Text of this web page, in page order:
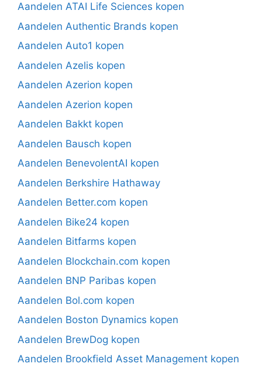
Aandelen ATAI Life Sciences kopen
Aandelen Authentic Brands kopen
Aandelen Auto1 kopen
Aandelen Azelis kopen
Aandelen Azerion kopen
Aandelen Azerion kopen
Aandelen Bakkt kopen
Aandelen Bausch kopen
Aandelen BenevolentAI kopen
Aandelen Berkshire Hathaway
Aandelen Better.com kopen
Aandelen Bike24 kopen
Aandelen Bitfarms kopen
Aandelen Blockchain.com kopen
Aandelen BNP Paribas kopen
Aandelen Bol.com kopen
Aandelen Boston Dynamics kopen
Aandelen BrewDog kopen
Aandelen Brookfield Asset Management kopen